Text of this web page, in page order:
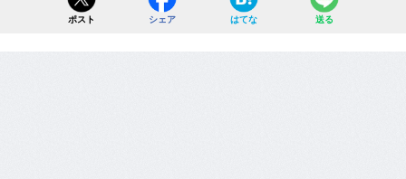
ポスト シェア はてな 送る